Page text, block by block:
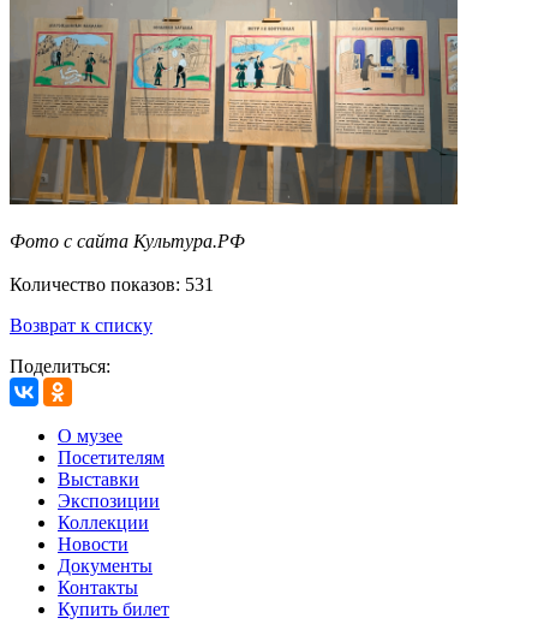
Фото с сайта Культура.РФ
Количество показов: 531
Возврат к списку
Поделиться:
О музее
Посетителям
Выставки
Экспозиции
Коллекции
Новости
Документы
Контакты
Купить билет